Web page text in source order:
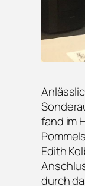
fand im
Edith
durch